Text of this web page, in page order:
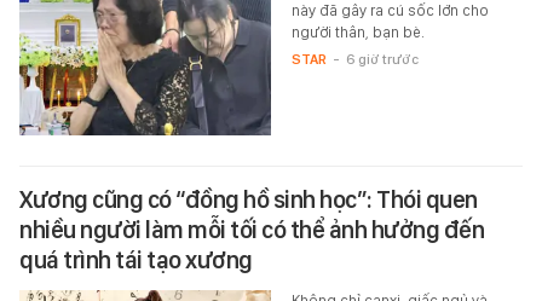
này đã gây ra cú sốc lớn cho
người thân, bạn bè.
STAR - 6 giờ trước
Xương cũng có “đồng hồ sinh học”: Thói quen
nhiều người làm mỗi tối có thể ảnh hưởng đến
quá trình tái tạo xương